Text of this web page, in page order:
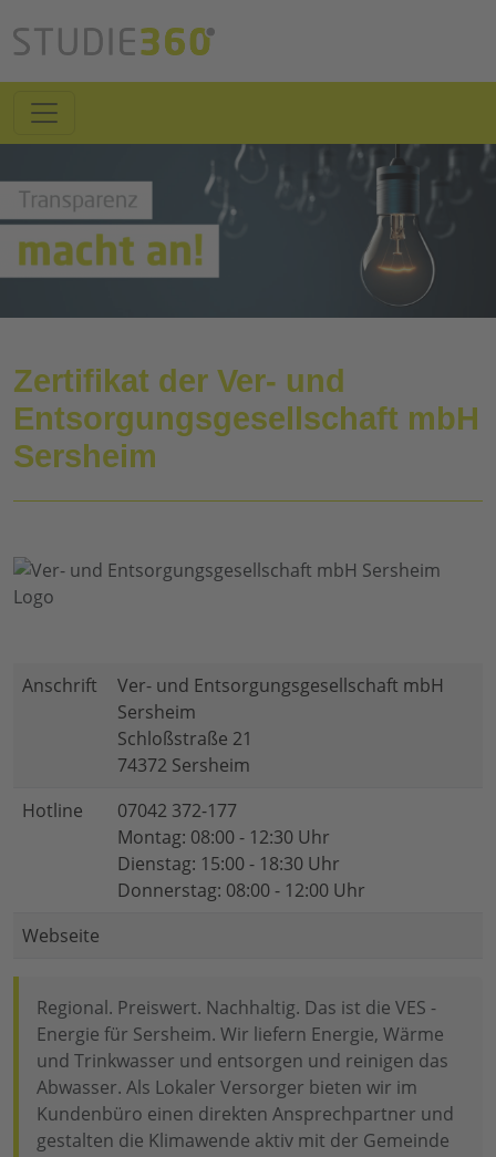
Zertifikat der Ver- und
Entsorgungsgesellschaft mbH
Sersheim
Anschrift
Ver- und Entsorgungsgesellschaft mbH
Sersheim
Schloßstraße 21
74372 Sersheim
Hotline
07042 372-177
Montag: 08:00 - 12:30 Uhr
Dienstag: 15:00 - 18:30 Uhr
Donnerstag: 08:00 - 12:00 Uhr
Webseite
Regional. Preiswert. Nachhaltig. Das ist die VES -
Energie für Sersheim. Wir liefern Energie, Wärme
und Trinkwasser und entsorgen und reinigen das
Abwasser. Als Lokaler Versorger bieten wir im
Kundenbüro einen direkten Ansprechpartner und
gestalten die Klimawende aktiv mit der Gemeinde